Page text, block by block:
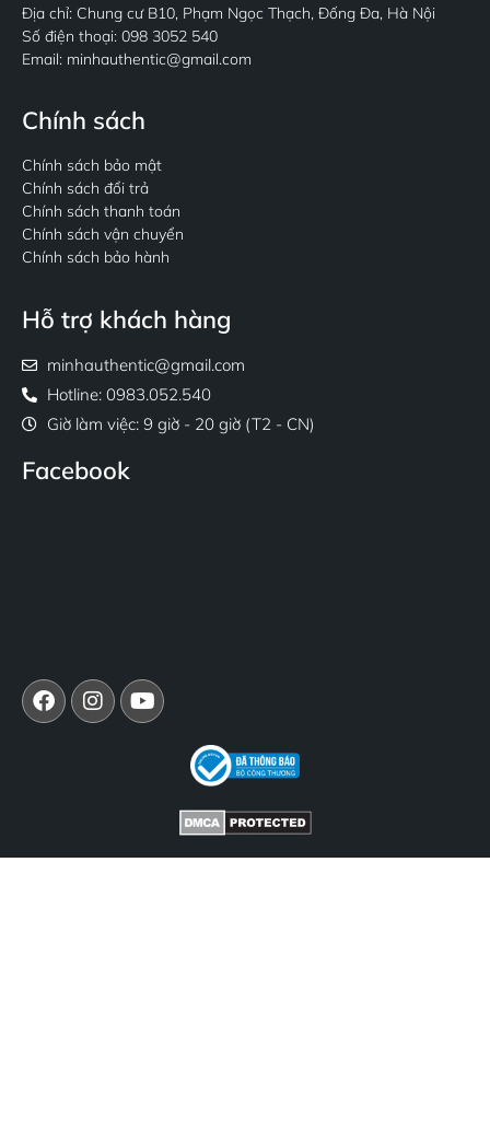
Địa chỉ: Chung cư B10, Phạm Ngọc Thạch, Đống Đa, Hà Nội
Số điện thoại: 098 3052 540
Email: minhauthentic@gmail.com
Chính sách
Chính sách bảo mật
Chính sách đổi trả
Chính sách thanh toán
Chính sách vận chuyển
Chính sách bảo hành
Hỗ trợ khách hàng
minhauthentic@gmail.com
Hotline: 0983.052.540
Giờ làm việc: 9 giờ - 20 giờ (T2 - CN)
Facebook